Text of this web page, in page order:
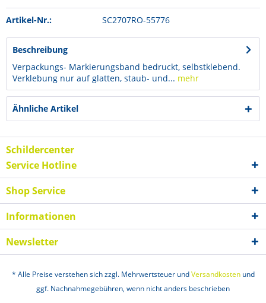
Artikel-Nr.: SC2707RO-55776
Beschreibung
Verpackungs- Markierungsband bedruckt, selbstklebend.
Verklebung nur auf glatten, staub- und... mehr
Ähnliche Artikel
Schildercenter
Service Hotline
Shop Service
Informationen
Newsletter
* Alle Preise verstehen sich zzgl. Mehrwertsteuer undVersandkostenund
ggf. Nachnahmegebühren, wenn nicht anders beschrieben